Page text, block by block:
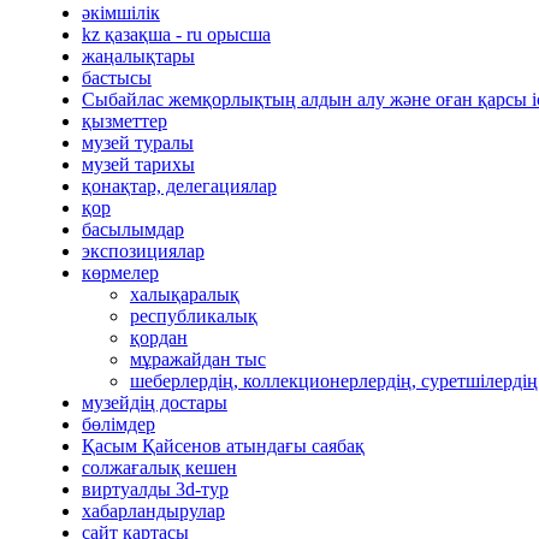
әкімшілік
kz қазақша - ru орысша
жаңалықтары
бастысы
Сыбайлас жемқорлықтың алдын алу және оған қарсы
қызметтер
музей туралы
музей тарихы
қонақтар, делегациялар
қор
басылымдар
экспозициялар
көрмелер
халықаралық
республикалық
қордан
мұражайдан тыс
шеберлердің, коллекционерлердің,
музейдің достары
бөлімдер
Қасым Қайсенов атындағы саябақ
солжағалық кешен
виртуалды 3d-тур
xабарландырулар
сайт картасы